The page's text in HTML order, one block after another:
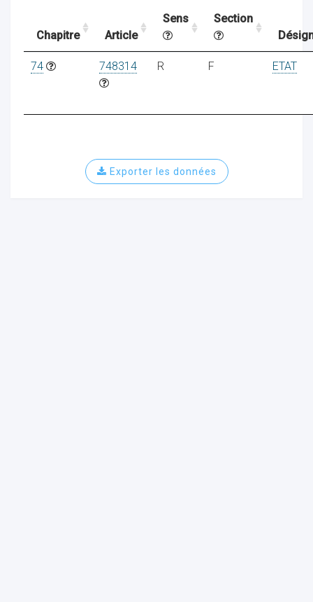
Chapitre Article
Sens
Section
74 748314 R F ETAT
Exporter les données